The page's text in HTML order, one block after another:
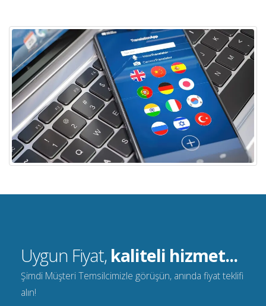
Uygun Fiyat, kaliteli hizmet...
Şimdi Müşteri Temsilcimizle görüşün, anında fiyat teklifi
alın!